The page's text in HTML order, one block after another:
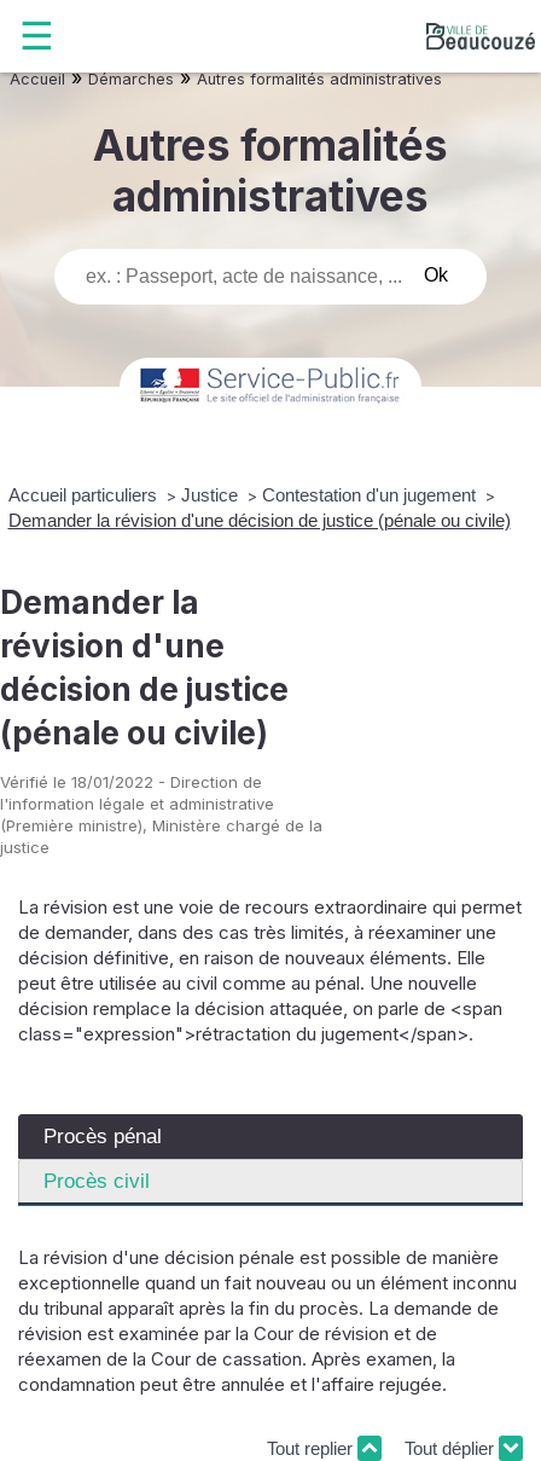
Accueil»Démarches»Autres formalités administratives
Autres formalités
administratives
Accueil particuliers > Justice > Contestation d'un jugement >
Demander la révision d'une décision de justice (pénale ou civile)
Demander la
révision d'une
décision de justice
(pénale ou civile)
Vérifié le 18/01/2022 - Direction de
l'information légale et administrative
(Première ministre), Ministère chargé de la
justice
La révision est une voie de recours extraordinaire qui permet
de demander, dans des cas très limités, à réexaminer une
décision définitive, en raison de nouveaux éléments. Elle
peut être utilisée au civil comme au pénal. Une nouvelle
décision remplace la décision attaquée, on parle de <span
class="expression">rétractation du jugement</span>.
Procès pénal
Procès civil
La révision d'une décision pénale est possible de manière
exceptionnelle quand un fait nouveau ou un élément inconnu
du tribunal apparaît après la fin du procès. La demande de
révision est examinée par la Cour de révision et de
réexamen de la Cour de cassation. Après examen, la
condamnation peut être annulée et l'affaire rejugée.
Tout replier Tout déplier